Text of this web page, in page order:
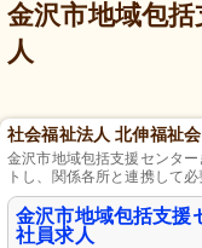
金沢市地域包
人
社会福祉法人 北伸福祉会
金沢市地域包括支援センタ
トし、関係各所と連携して
社会福祉士の資格と「やさ
金沢市地域包括支援
社員求人